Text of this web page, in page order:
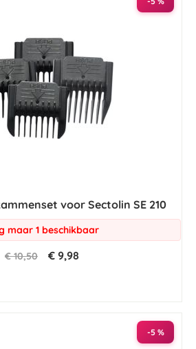
voor Sectolin SE 210
maar 1 beschikbaar
€ 10,50 € 9,98
-5 %